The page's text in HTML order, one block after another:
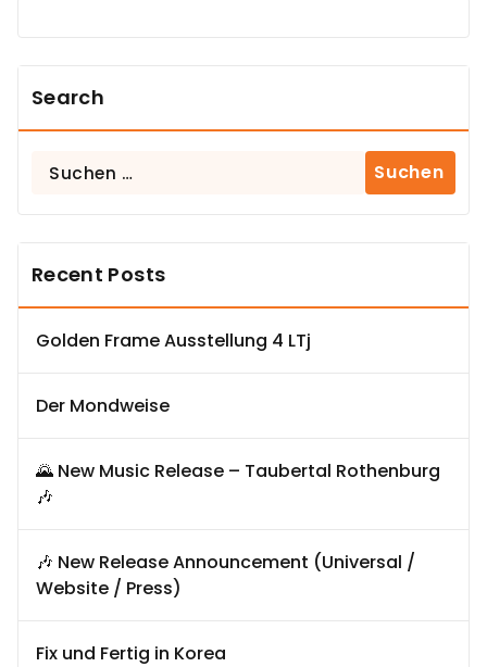
Search
Suchen
Recent Posts
Golden Frame Ausstellung 4 LTj
Der Mondweise
🌄 New Music Release – Taubertal Rothenburg
🎶
🎶 New Release Announcement (Universal /
Website / Press)
Fix und Fertig in Korea